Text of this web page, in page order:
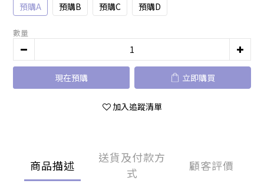
預購A 預購B 預購C 預購D
數量
現在預購 立即購買
加入追蹤清單
商品描述
送貨及付款方
式
顧客評價